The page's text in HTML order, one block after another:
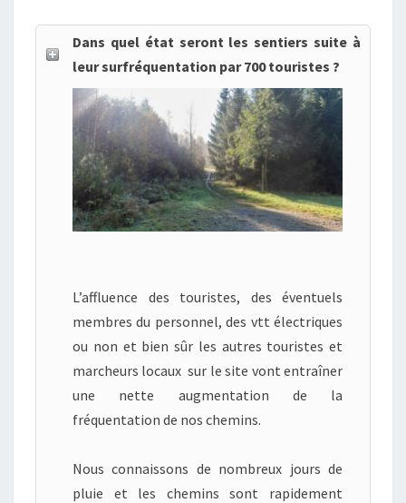
S
T
I
O
N
Dans quel état seront les sentiers suite à
leur surfréquentation par 700 touristes ?
L’affluence des touristes, des éventuels
membres du personnel, des vtt électriques
ou non et bien sûr les autres touristes et
marcheurs locaux sur le site vont entraîner
une nette augmentation de la
fréquentation de nos chemins.
Nous connaissons de nombreux jours de
pluie et les chemins sont rapidement